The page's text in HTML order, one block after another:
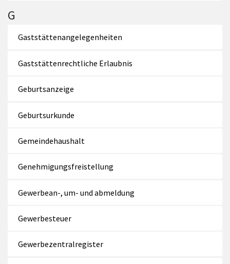
G
Gaststättenangelegenheiten
Gaststättenrechtliche Erlaubnis
Geburtsanzeige
Geburtsurkunde
Gemeindehaushalt
Genehmigungsfreistellung
Gewerbean-, um- und abmeldung
Gewerbesteuer
Gewerbezentralregister